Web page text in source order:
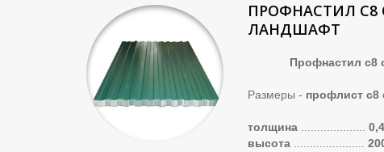
ПРОФНАСТИЛ
ЛАНДШАФТ
Профнастил с8
Размеры - профлист с8
толщина
высота